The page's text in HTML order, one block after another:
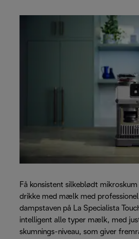
Få konsistent silkeblødt
drikke med mælk med
dampstaven på La Specialista
intelligent alle typer mælk, med
skumnings-niveau, som giver